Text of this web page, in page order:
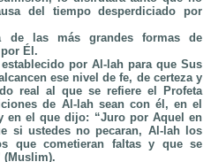
del tiempo desperdiciado por
de las más grandes formas de
Él.
por Al-lah para que Sus
ese nivel de fe, de certeza y
real al que se refiere el Profeta
de Al-lah sean con él, en el
en el que dijo: “Juro por Aquel en
si ustedes no pecaran, Al-lah los
que cometieran faltas y que se
(Muslim).